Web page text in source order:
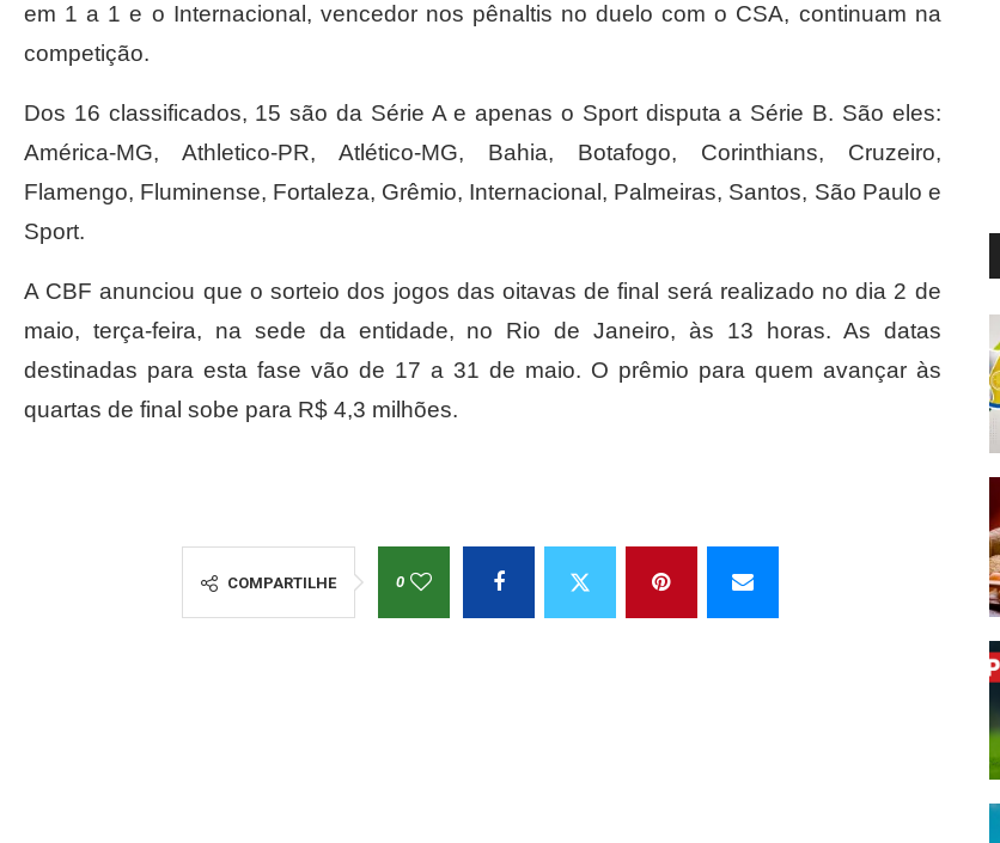
em 1 a 1 e o Internacional, vencedor nos pênaltis no duelo com o CSA, continuam na
competição.
Dos 16 classificados, 15 são da Série A e apenas o Sport disputa a Série B. São eles:
América-MG, Athletico-PR, Atlético-MG, Bahia, Botafogo, Corinthians, Cruzeiro,
Flamengo, Fluminense, Fortaleza, Grêmio, Internacional, Palmeiras, Santos, São Paulo e
Sport.
A CBF anunciou que o sorteio dos jogos das oitavas de final será realizado no dia 2 de
maio, terça-feira, na sede da entidade, no Rio de Janeiro, às 13 horas. As datas
destinadas para esta fase vão de 17 a 31 de maio. O prêmio para quem avançar às
quartas de final sobe para R$ 4,3 milhões.
COMPARTILHE 0